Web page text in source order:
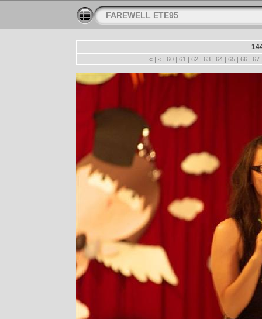
FAREWELL ETE95
« | < | 60 | 61 | 62 | 63 | 64 | 65 | 66 | 67